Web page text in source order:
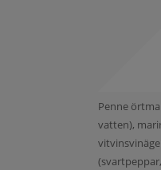
Penne
vatten),